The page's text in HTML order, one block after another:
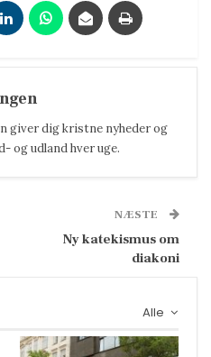
giver dig kristne nyheder og
og udland hver uge.
NÆSTE
Ny katekismus om
diakoni
Alle